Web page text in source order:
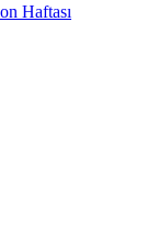
Haftası